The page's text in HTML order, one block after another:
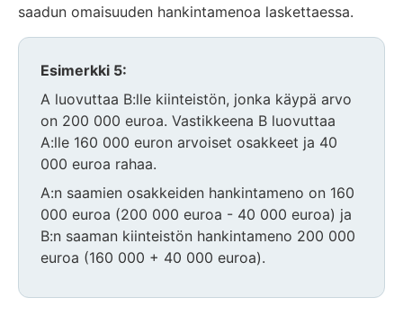
saadun omaisuuden hankintamenoa laskettaessa.
Esimerkki 5:
A luovuttaa B:lle kiinteistön, jonka käypä arvo
on 200 000 euroa. Vastikkeena B luovuttaa
A:lle 160 000 euron arvoiset osakkeet ja 40
000 euroa rahaa.
A:n saamien osakkeiden hankintameno on 160
000 euroa (200 000 euroa - 40 000 euroa) ja
B:n saaman kiinteistön hankintameno 200 000
euroa (160 000 + 40 000 euroa).